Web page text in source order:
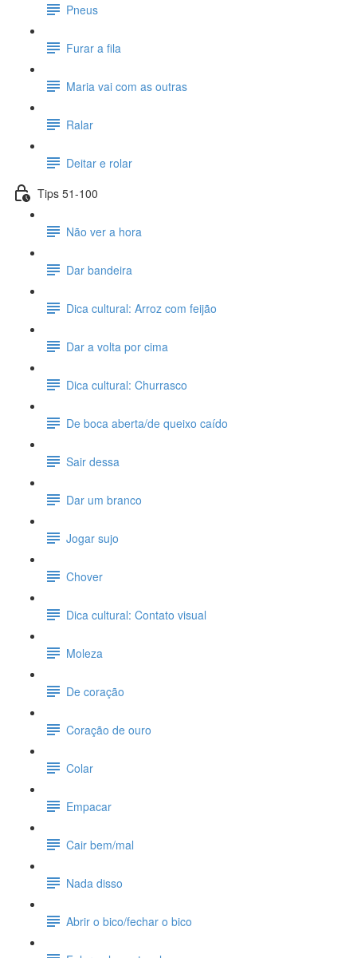
Pneus
Furar a fila
Maria vai com as outras
Ralar
Deitar e rolar
Tips 51-100
Não ver a hora
Dar bandeira
Dica cultural: Arroz com feijão
Dar a volta por cima
Dica cultural: Churrasco
De boca aberta/de queixo caído
Sair dessa
Dar um branco
Jogar sujo
Chover
Dica cultural: Contato visual
Moleza
De coração
Coração de ouro
Colar
Empacar
Cair bem/mal
Nada disso
Abrir o bico/fechar o bico